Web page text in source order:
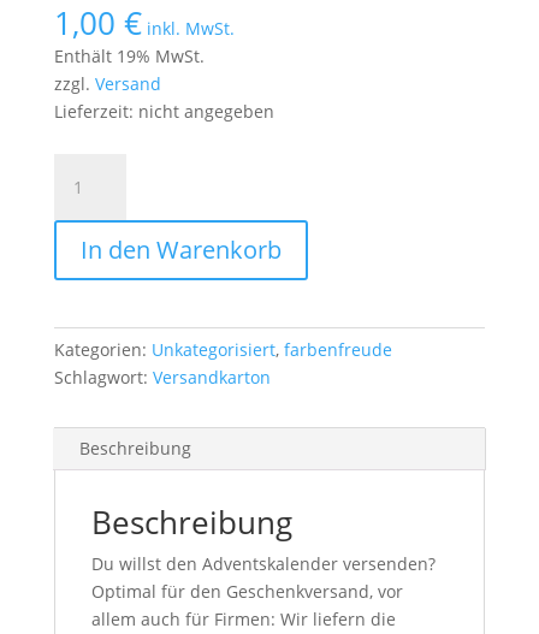
1,00 € inkl. MwSt.
Enthält 19% MwSt.
zzgl. Versand
Lieferzeit: nicht angegeben
Versandkarton
Menge
In den Warenkorb
Kategorien: Unkategorisiert, farbenfreude
Schlagwort: Versandkarton
Beschreibung
Beschreibung
Du willst den Adventskalender versenden?
Optimal für den Geschenkversand, vor
allem auch für Firmen: Wir liefern die